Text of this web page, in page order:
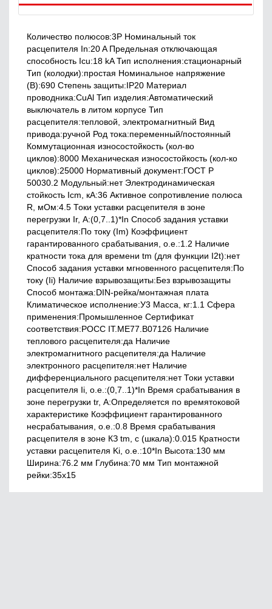
Количество полюсов:3P Номинальный ток
расцепителя In:20 A Предельная отключающая
способность Icu:18 kA Тип исполнения:стационарный
Тип (колодки):простая Номинальное напряжение
(В):690 Степень защиты:IP20 Материал
проводника:CuAl Тип изделия:Автоматический
выключатель в литом корпусе Тип
расцепителя:тепловой, электромагнитный Вид
привода:ручной Род тока:переменный/постоянный
Коммутационная износостойкость (кол-во
циклов):8000 Механическая износостойкость (кол-ко
циклов):25000 Нормативный документ:ГОСТ Р
50030.2 Модульный:нет Электродинамическая
стойкость Icm, кА:36 Активное сопротивление полюса
R, мОм:4.5 Токи уставки расцепителя в зоне
перегрузки Ir, А:(0,7..1)*In Способ задания уставки
расцепителя:По току (Im) Коэффициент
гарантированного срабатывания, о.е.:1.2 Наличие
кратности тока для времени tm (для функции I2t):нет
Способ задания уставки мгновенного расцепителя:По
току (Ii) Наличие взрывозащиты:Без взрывозащиты
Способ монтажа:DIN-рейка/монтажная плата
Климатическое исполнение:У3 Масса, кг:1.1 Сфера
применения:Промышленное Сертификат
соответствия:РОСС IT.ME77.B07126 Наличие
теплового расцепителя:да Наличие
электромагнитного расцепителя:да Наличие
электронного расцепителя:нет Наличие
дифференциального расцепителя:нет Токи уставки
расцепителя Ii, о.е.:(0,7..1)*In Время срабатывания в
зоне перегрузки tr, А:Определяется по времятоковой
характеристике Коэффициент гарантированного
несрабатывания, o.e.:0.8 Время срабатывания
расцепителя в зоне КЗ tm, с (шкала):0.015 Кратности
уставки расцепителя Ki, о.е.:10*In Высота:130 мм
Ширина:76.2 мм Глубина:70 мм Тип монтажной
рейки:35x15